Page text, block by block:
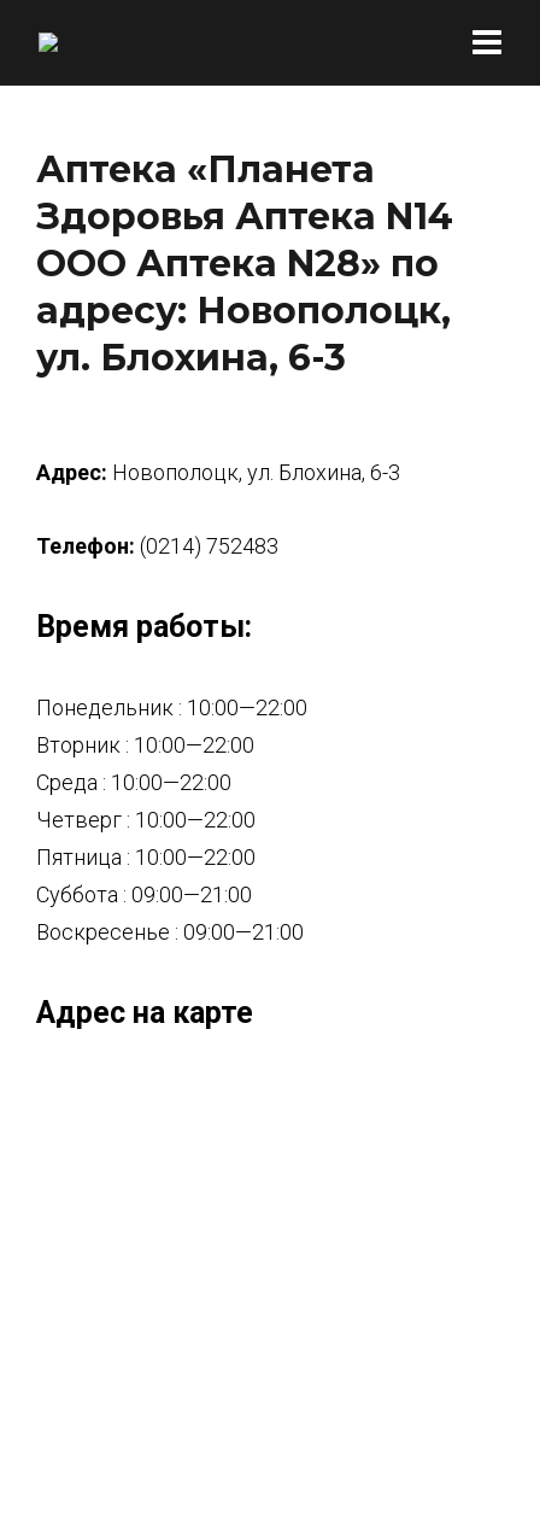
Аптека «Планета
Здоровья Аптека N14
ООО Аптека N28» по
адресу: Новополоцк,
ул. Блохина, 6-3
Адрес: Новополоцк, ул. Блохина, 6-3
Телефон: (0214) 752483
Время работы:
Понедельник : 10:00—22:00
Вторник : 10:00—22:00
Среда : 10:00—22:00
Четверг : 10:00—22:00
Пятница : 10:00—22:00
Суббота : 09:00—21:00
Воскресенье : 09:00—21:00
Адрес на карте